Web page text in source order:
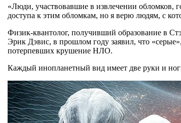
«Люди, участвовавшие в извлечении обломков,
доступа к этим обломкам, но я верю людям, с
Физик-квантолог, получивший образование в
Эрик Дэвис, в прошлом году заявил, что
потерпевших крушение НЛО.
Каждый инопланетный вид имеет две руки и